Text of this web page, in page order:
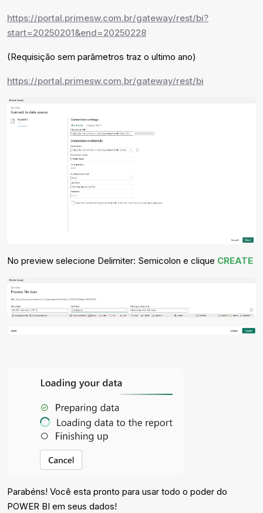
https://portal.primesw.com.br/gateway/rest/bi?
start=20250201&end=20250228
(Requisição sem parâmetros traz o ultimo ano)
https://portal.primesw.com.br/gateway/rest/bi
No preview selecione Delimiter: Semicolon e clique CREATE
Parabéns! Você esta pronto para usar todo o poder do
POWER BI em seus dados!